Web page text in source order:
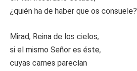
¿quién ha de haber que os consuele?
Mirad, Reina de los cielos,
si el mismo Señor es éste,
cuyas carnes parecían